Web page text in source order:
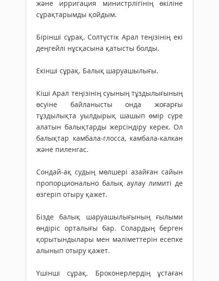
және ирригация министрлігінің өкіліне
сұрақтарымды қойдым.
Бірінші сұрақ. Солтүстік Арал теңізінің екі
деңгейлі нұсқасына қатысты болды.
Екінші сұрақ. Балық шаруашылығы.
Кіші Арал теңізінің суының тұздылығының
өсуіне байланысты онда жоғарғы
тұздылықта уылдырық шашып өмір сүре
алатын балықтарды жерсіндіру керек. Ол
балықтар камбала-глосса, камбала-калкан
және пиленгас.
Сондай-ақ судың мөлшері азайған сайын
пропорционально балық аулау лимиті де
өзгеріп отыру қажет.
Бізде балық шаруашылығының ғылыми
өндіріс орталығы бар. Солардың берген
қорытындылары мен мәліметтерін есепке
алынып отыру қажет.
Үшінші сұрақ. Броконерлердің ұстаған